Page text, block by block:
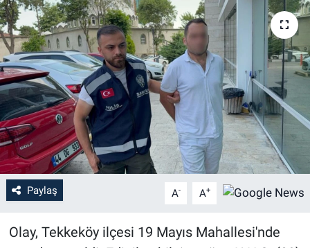
Paylaş A- A+
Olay, Tekkeköy ilçesi 19 Mayıs Mahallesi'nde